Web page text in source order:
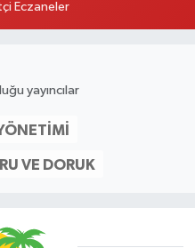
Eczaneler
yayıncılar
VE DORUK